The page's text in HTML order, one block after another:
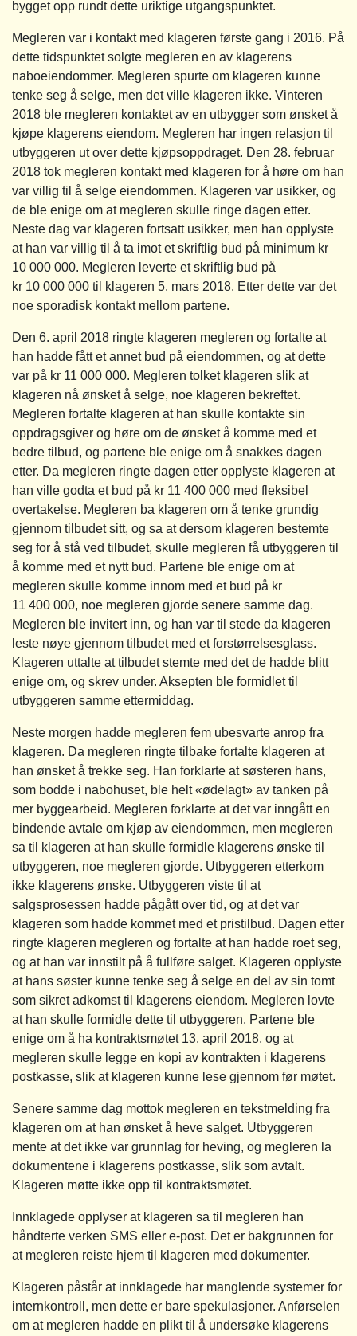
bygget opp rundt dette uriktige utgangspunktet.
Megleren var i kontakt med klageren første gang i 2016. På
dette tidspunktet solgte megleren en av klagerens
naboeiendommer. Megleren spurte om klageren kunne
tenke seg å selge, men det ville klageren ikke. Vinteren
2018 ble megleren kontaktet av en utbygger som ønsket å
kjøpe klagerens eiendom. Megleren har ingen relasjon til
utbyggeren ut over dette kjøpsoppdraget. Den 28. februar
2018 tok megleren kontakt med klageren for å høre om han
var villig til å selge eiendommen. Klageren var usikker, og
de ble enige om at megleren skulle ringe dagen etter.
Neste dag var klageren fortsatt usikker, men han opplyste
at han var villig til å ta imot et skriftlig bud på minimum kr
10 000 000. Megleren leverte et skriftlig bud på
kr 10 000 000 til klageren 5. mars 2018. Etter dette var det
noe sporadisk kontakt mellom partene.
Den 6. april 2018 ringte klageren megleren og fortalte at
han hadde fått et annet bud på eiendommen, og at dette
var på kr 11 000 000. Megleren tolket klageren slik at
klageren nå ønsket å selge, noe klageren bekreftet.
Megleren fortalte klageren at han skulle kontakte sin
oppdragsgiver og høre om de ønsket å komme med et
bedre tilbud, og partene ble enige om å snakkes dagen
etter. Da megleren ringte dagen etter opplyste klageren at
han ville godta et bud på kr 11 400 000 med fleksibel
overtakelse. Megleren ba klageren om å tenke grundig
gjennom tilbudet sitt, og sa at dersom klageren bestemte
seg for å stå ved tilbudet, skulle megleren få utbyggeren til
å komme med et nytt bud. Partene ble enige om at
megleren skulle komme innom med et bud på kr
11 400 000, noe megleren gjorde senere samme dag.
Megleren ble invitert inn, og han var til stede da klageren
leste nøye gjennom tilbudet med et forstørrelsesglass.
Klageren uttalte at tilbudet stemte med det de hadde blitt
enige om, og skrev under. Aksepten ble formidlet til
utbyggeren samme ettermiddag.
Neste morgen hadde megleren fem ubesvarte anrop fra
klageren. Da megleren ringte tilbake fortalte klageren at
han ønsket å trekke seg. Han forklarte at søsteren hans,
som bodde i nabohuset, ble helt «ødelagt» av tanken på
mer byggearbeid. Megleren forklarte at det var inngått en
bindende avtale om kjøp av eiendommen, men megleren
sa til klageren at han skulle formidle klagerens ønske til
utbyggeren, noe megleren gjorde. Utbyggeren etterkom
ikke klagerens ønske. Utbyggeren viste til at
salgsprosessen hadde pågått over tid, og at det var
klageren som hadde kommet med et pristilbud. Dagen etter
ringte klageren megleren og fortalte at han hadde roet seg,
og at han var innstilt på å fullføre salget. Klageren opplyste
at hans søster kunne tenke seg å selge en del av sin tomt
som sikret adkomst til klagerens eiendom. Megleren lovte
at han skulle formidle dette til utbyggeren. Partene ble
enige om å ha kontraktsmøtet 13. april 2018, og at
megleren skulle legge en kopi av kontrakten i klagerens
postkasse, slik at klageren kunne lese gjennom før møtet.
Senere samme dag mottok megleren en tekstmelding fra
klageren om at han ønsket å heve salget. Utbyggeren
mente at det ikke var grunnlag for heving, og megleren la
dokumentene i klagerens postkasse, slik som avtalt.
Klageren møtte ikke opp til kontraktsmøtet.
Innklagede opplyser at klageren sa til megleren han
håndterte verken SMS eller e-post. Det er bakgrunnen for
at megleren reiste hjem til klageren med dokumenter.
Klageren påstår at innklagede har manglende systemer for
internkontroll, men dette er bare spekulasjoner. Anførselen
om at megleren hadde en plikt til å undersøke klagerens